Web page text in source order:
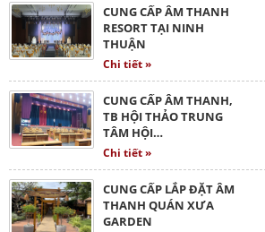
CUNG CẤP ÂM THANH
RESORT TẠI NINH
THUẬN
Chi tiết »
CUNG CẤP ÂM THANH,
TB HỘI THẢO TRUNG
TÂM HỘI…
Chi tiết »
CUNG CẤP LẮP ĐẶT ÂM
THANH QUÁN XƯA
GARDEN